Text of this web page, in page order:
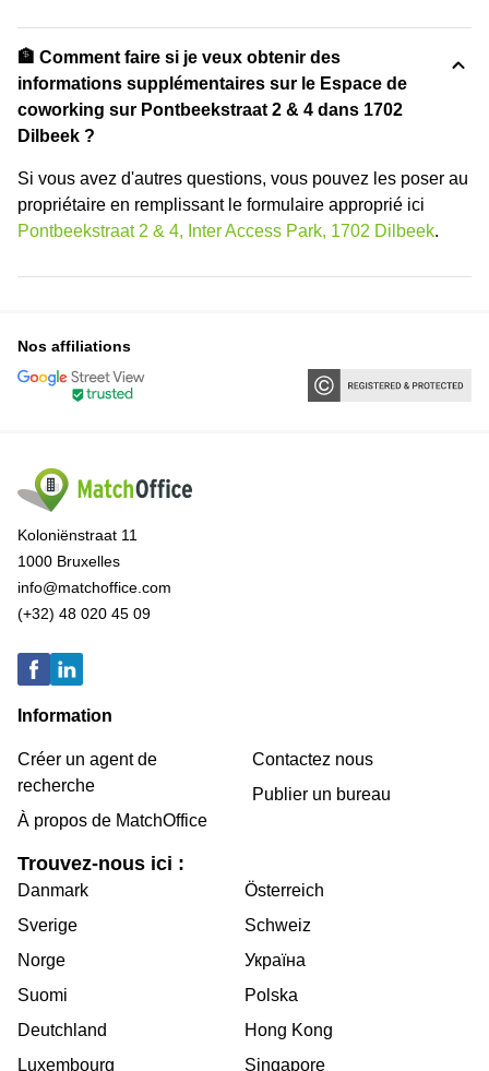
🏦 Comment faire si je veux obtenir des
informations supplémentaires sur le Espace de
coworking sur Pontbeekstraat 2 & 4 dans 1702
Dilbeek ?
Si vous avez d'autres questions, vous pouvez les poser au
propriétaire en remplissant le formulaire approprié ici
Pontbeekstraat 2 & 4, Inter Access Park, 1702 Dilbeek.
Nos affiliations
Koloniënstraat 11
1000 Bruxelles
info@matchoffice.com
(+32) 48 020 45 09
Information
Créer un agent de
recherche
À propos de MatchOffice
Contactez nous
Publier un bureau
Trouvez-nous ici :
Danmark
Sverige
Norge
Suomi
Deutchland
Luxembourg
Österreich
Schweiz
Україна
Polska
Hong Kong
Singapore